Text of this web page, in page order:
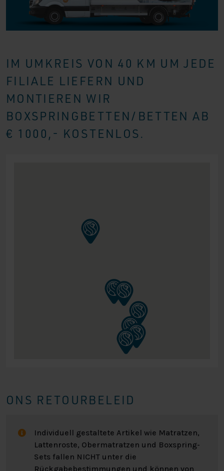
IM UMKREIS VON 40 KM UM JEDE
FILIALE LIEFERN UND
MONTIEREN WIR
BOXSPRINGBETTEN/BETTEN AB
€ 1000,- KOSTENLOS.
ONS RETOURBELEID
Individuell gestaltete Artikel wie Matratzen,
Lattenroste, Obermatratzen und Boxspring-
Sets fallen NICHT unter die
Rückgabebestimmungen und können von